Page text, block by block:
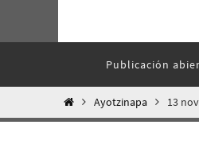
contenido
Publicación
InicioAyotzinapa 13